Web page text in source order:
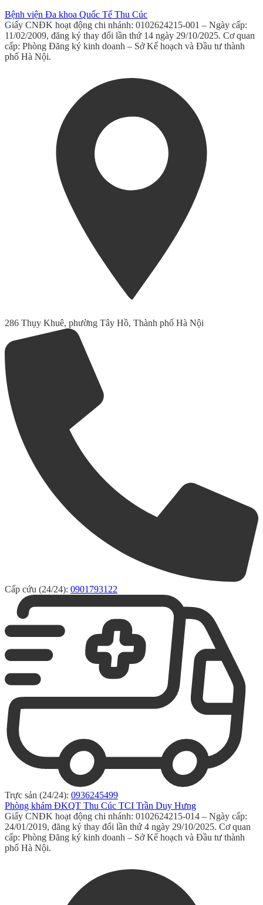
Bệnh viện Đa khoa Quốc Tế Thu Cúc
Giấy CNĐK hoạt động chi nhánh: 0102624215-001 – Ngày cấp:
11/02/2009, đăng ký thay đổi lần thứ 14 ngày 29/10/2025. Cơ quan
cấp: Phòng Đăng ký kinh doanh – Sở Kế hoạch và Đầu tư thành
phố Hà Nội.
286 Thụy Khuê, phường Tây Hồ, Thành phố Hà Nội
Cấp cứu (24/24): 0901793122
Trực sản (24/24): 0936245499
Phòng khám ĐKQT Thu Cúc TCI Trần Duy Hưng
Giấy CNĐK hoạt động chi nhánh: 0102624215-014 – Ngày cấp:
24/01/2019, đăng ký thay đổi lần thứ 4 ngày 29/10/2025. Cơ quan
cấp: Phòng Đăng ký kinh doanh – Sở Kế hoạch và Đầu tư thành
phố Hà Nội.